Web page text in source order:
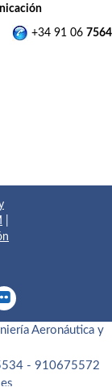
+34 91 06
Aeronáutica y
- 910675572